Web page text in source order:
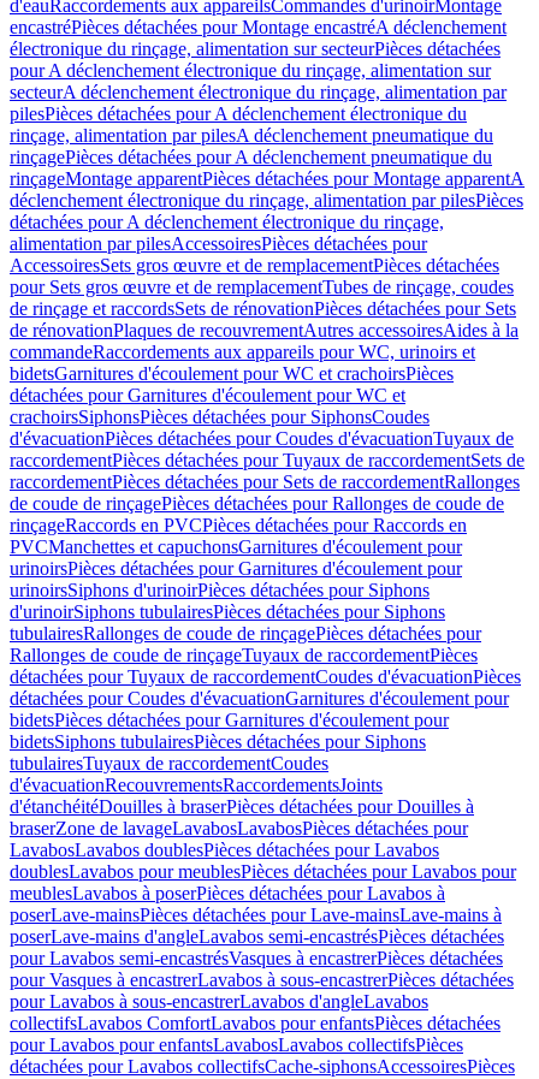
d'eauRaccordements aux appareilsCommandes d'urinoirMontage
encastréPièces détachées pour Montage encastréA déclenchement
électronique du rinçage, alimentation sur secteurPièces détachées
pour A déclenchement électronique du rinçage, alimentation sur
secteurA déclenchement électronique du rinçage, alimentation par
pilesPièces détachées pour A déclenchement électronique du
rinçage, alimentation par pilesA déclenchement pneumatique du
rinçagePièces détachées pour A déclenchement pneumatique du
rinçageMontage apparentPièces détachées pour Montage apparentA
déclenchement électronique du rinçage, alimentation par pilesPièces
détachées pour A déclenchement électronique du rinçage,
alimentation par pilesAccessoiresPièces détachées pour
AccessoiresSets gros œuvre et de remplacementPièces détachées
pour Sets gros œuvre et de remplacementTubes de rinçage, coudes
de rinçage et raccordsSets de rénovationPièces détachées pour Sets
de rénovationPlaques de recouvrementAutres accessoiresAides à la
commandeRaccordements aux appareils pour WC, urinoirs et
bidetsGarnitures d'écoulement pour WC et crachoirsPièces
détachées pour Garnitures d'écoulement pour WC et
crachoirsSiphonsPièces détachées pour SiphonsCoudes
d'évacuationPièces détachées pour Coudes d'évacuationTuyaux de
raccordementPièces détachées pour Tuyaux de raccordementSets de
raccordementPièces détachées pour Sets de raccordementRallonges
de coude de rinçagePièces détachées pour Rallonges de coude de
rinçageRaccords en PVCPièces détachées pour Raccords en
PVCManchettes et capuchonsGarnitures d'écoulement pour
urinoirsPièces détachées pour Garnitures d'écoulement pour
urinoirsSiphons d'urinoirPièces détachées pour Siphons
d'urinoirSiphons tubulairesPièces détachées pour Siphons
tubulairesRallonges de coude de rinçagePièces détachées pour
Rallonges de coude de rinçageTuyaux de raccordementPièces
détachées pour Tuyaux de raccordementCoudes d'évacuationPièces
détachées pour Coudes d'évacuationGarnitures d'écoulement pour
bidetsPièces détachées pour Garnitures d'écoulement pour
bidetsSiphons tubulairesPièces détachées pour Siphons
tubulairesTuyaux de raccordementCoudes
d'évacuationRecouvrementsRaccordementsJoints
d'étanchéitéDouilles à braserPièces détachées pour Douilles à
braserZone de lavageLavabosLavabosPièces détachées pour
LavabosLavabos doublesPièces détachées pour Lavabos
doublesLavabos pour meublesPièces détachées pour Lavabos pour
meublesLavabos à poserPièces détachées pour Lavabos à
poserLave-mainsPièces détachées pour Lave-mainsLave-mains à
poserLave-mains d'angleLavabos semi-encastrésPièces détachées
pour Lavabos semi-encastrésVasques à encastrerPièces détachées
pour Vasques à encastrerLavabos à sous-encastrerPièces détachées
pour Lavabos à sous-encastrerLavabos d'angleLavabos
collectifsLavabos ComfortLavabos pour enfantsPièces détachées
pour Lavabos pour enfantsLavabosLavabos collectifsPièces
détachées pour Lavabos collectifsCache-siphonsAccessoiresPièces